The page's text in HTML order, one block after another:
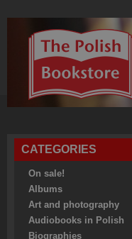
CATEGORIES
On sale!
Albums
Art and photography
Audiobooks in Polish
Biographies